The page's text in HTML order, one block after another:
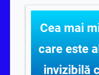
Cea mai
care este
invizibilă